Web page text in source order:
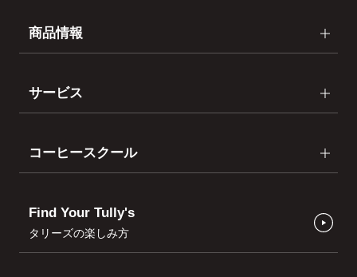
商品情報
サービス
コーヒースクール
Find Your Tully's
タリーズの楽しみ方